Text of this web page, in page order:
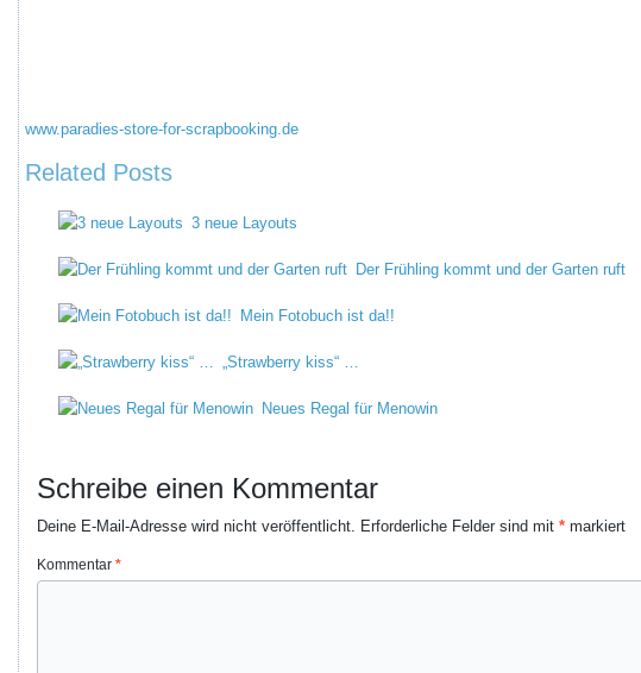
www.paradies-store-for-scrapbooking.de
Related Posts
3 neue Layouts
Der Frühling kommt und der Garten ruft
Mein Fotobuch ist da!!
„Strawberry kiss“ …
Neues Regal für Menowin
Schreibe einen Kommentar
Deine E-Mail-Adresse wird nicht veröffentlicht. Erforderliche Felder sind mit * markiert
Kommentar *